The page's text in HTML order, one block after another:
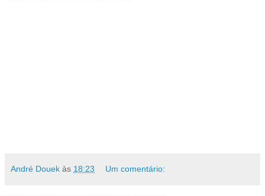
André Douek às 18:23 Um comentário: